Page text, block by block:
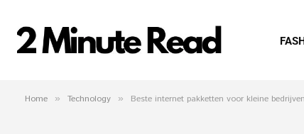
Home » Technology » Beste internet pakketten voor kleine